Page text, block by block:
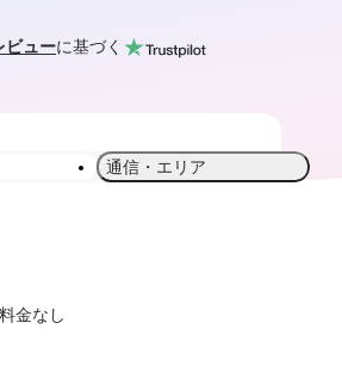
ビューに基づく
通信・エリア
金なし